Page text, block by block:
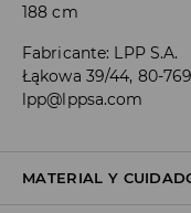
188 cm
Fabricante: LPP S.A.
Łąkowa 39/44, 80-
lpp@lppsa.com
MATERIAL Y